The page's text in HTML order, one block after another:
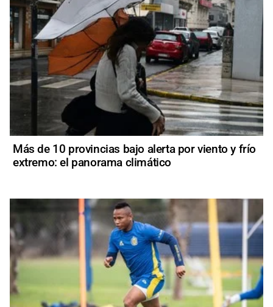
Más de 10 provincias bajo alerta por viento y frío
extremo: el panorama climático